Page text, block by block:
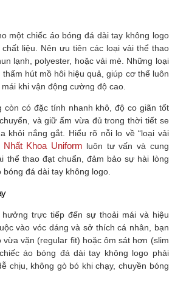
một chiếc áo bóng đá dài tay không logo
liệu. Nên ưu tiên các loại vải thể thao
lạnh, polyester, hoặc vải mè. Những loại
thấm hút mồ hôi hiệu quả, giúp cơ thể luôn
khi vận động cường độ cao.
còn có đặc tính nhanh khô, độ co giãn tốt
và giữ ấm vừa đủ trong thời tiết se
khỏi nắng gắt. Hiểu rõ nỗi lo về “loại vải
Nhất Khoa Uniform luôn tư vấn và cung
thể thao đạt chuẩn, đảm bảo sự hài lòng
bóng đá dài tay không logo.
trực tiếp đến sự thoải mái và hiệu
vào vóc dáng và sở thích cá nhân, bạn
vừa vặn (regular fit) hoặc ôm sát hơn (slim
áo bóng đá dài tay không logo phải
chịu, không gò bó khi chạy, chuyền bóng